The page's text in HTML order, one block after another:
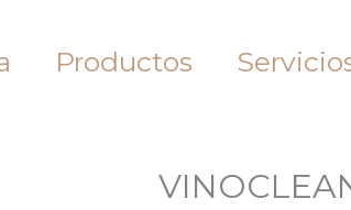
Productos